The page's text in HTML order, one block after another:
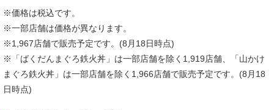
※価格は税込です。
※一部店舗は価格が異なります。
※1,967店舗で販売予定です。(8月18日時点)
※「ばくだんまぐろ鉄火丼」は一部店舗を除く1,919店舗、「山かけ
まぐろ鉄火丼」は一部店舗を除く1,966店舗で販売予定です。(8月18
日時点)